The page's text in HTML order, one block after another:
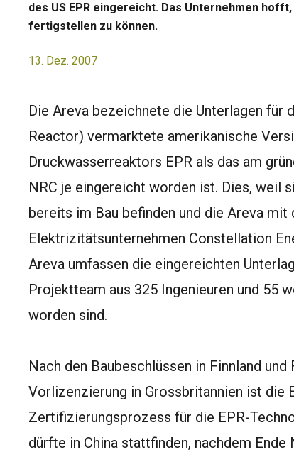
des US EPR eingereicht. Das Unternehmen
fertigstellen zu können.
13. Dez. 2007
Die Areva bezeichnete die Unterlagen für
Reactor) vermarktete amerikanische
Druckwasserreaktors EPR als das am
NRC je eingereicht worden ist. Dies, weil
bereits im Bau befinden und die Areva
Elektrizitätsunternehmen Constellation
Areva umfassen die eingereichten
Projektteam aus 325 Ingenieuren und 55
worden sind.
Nach den Baubeschlüssen in Finnland
Vorlizenzierung in Grossbritannien ist die
Zertifizierungsprozess für die EPR-
dürfte in China stattfinden, nachdem